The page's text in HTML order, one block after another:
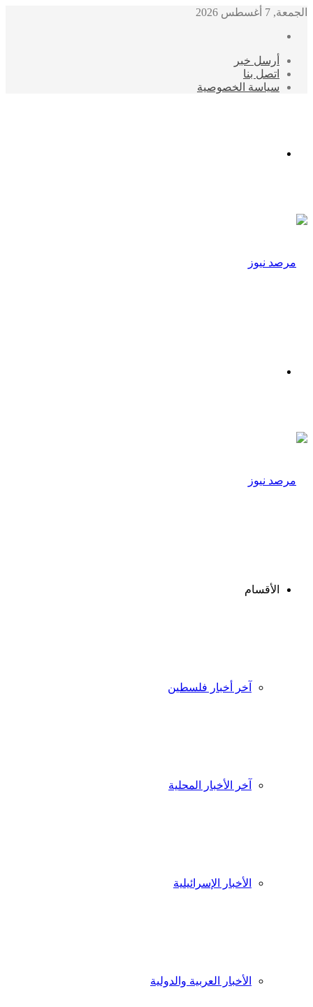
الجمعة, 7 أغسطس 2026
أرسل خبر
اتصل بنا
سياسة الخصوصية
الأقسام
آخر أخبار فلسطين
آخر الأخبار المحلية
الأخبار الإسرائيلية
الأخبار العربية والدولية